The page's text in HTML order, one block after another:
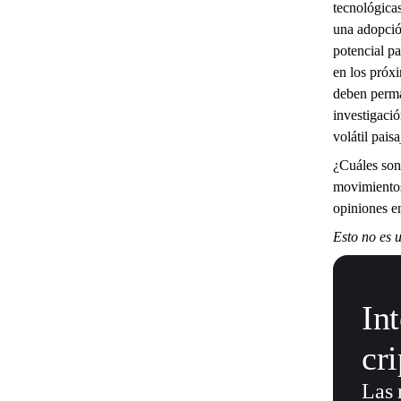
una
potencial
en los
deben
volátil
¿Cuáles
opiniones
Esto no es
Las